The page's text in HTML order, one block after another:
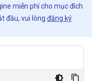
miễn phí cho mục đích
đầu, vui lòng đăng ký